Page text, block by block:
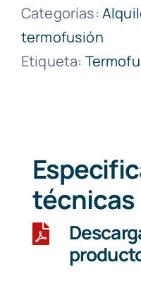
Categorías:
termofusión
Etiqueta:
técnicas